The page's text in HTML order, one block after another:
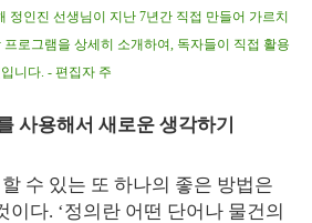
정인진 선생님이 지난 7년간 직접 만들어 가르치
로그램을 상세히 소개하여, 독자들이 직접 활용
니다. - 편집자 주
사용해서 새로운 생각하기
수 있는 또 하나의 좋은 방법은
이다. ‘정의란 어떤 단어나 물건의